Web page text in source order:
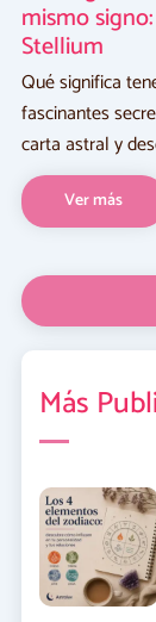
mismo
Stellium
Qué significa
fascinantes
carta astral y
Ver más
Más